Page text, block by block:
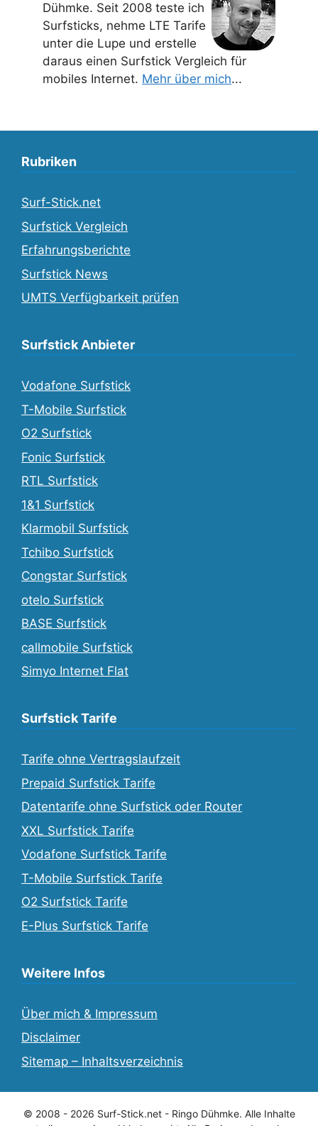
Dühmke. Seit 2008 teste ich
Surfsticks, nehme LTE Tarife
unter die Lupe und erstelle
daraus einen Surfstick Vergleich für
mobiles Internet. Mehr über mich...
Rubriken
Surf-Stick.net
Surfstick Vergleich
Erfahrungsberichte
Surfstick News
UMTS Verfügbarkeit prüfen
Surfstick Anbieter
Vodafone Surfstick
T-Mobile Surfstick
O2 Surfstick
Fonic Surfstick
RTL Surfstick
1&1 Surfstick
Klarmobil Surfstick
Tchibo Surfstick
Congstar Surfstick
otelo Surfstick
BASE Surfstick
callmobile Surfstick
Simyo Internet Flat
Surfstick Tarife
Tarife ohne Vertragslaufzeit
Prepaid Surfstick Tarife
Datentarife ohne Surfstick oder Router
XXL Surfstick Tarife
Vodafone Surfstick Tarife
T-Mobile Surfstick Tarife
O2 Surfstick Tarife
E-Plus Surfstick Tarife
Weitere Infos
Über mich & Impressum
Disclaimer
Sitemap – Inhaltsverzeichnis
© 2008 - 2026 Surf-Stick.net - Ringo Dühmke. Alle Inhalte